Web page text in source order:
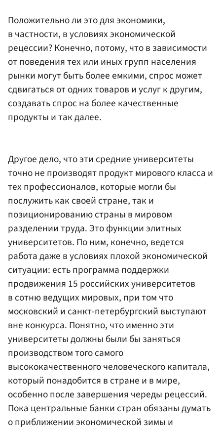
Положительно ли это для экономики,
в частности, в условиях экономической
рецессии? Конечно, потому, что в зависимости
от поведения тех или иных групп населения
рынки могут быть более емкими, спрос может
сдвигаться от одних товаров и услуг к другим,
создавать спрос на более качественные
продукты и так далее.
Другое дело, что эти средние университеты
точно не производят продукт мирового класса и
тех профессионалов, которые могли бы
послужить как своей стране, так и
позиционированию страны в мировом
разделении труда. Это функции элитных
университетов. По ним, конечно, ведется
работа даже в условиях плохой экономической
ситуации: есть программа поддержки
продвижения 15 российских университетов
в сотню ведущих мировых, при том что
московский и санкт-петербургский выступают
вне конкурса. Понятно, что именно эти
университеты должны были бы заняться
производством того самого
высококачественного человеческого капитала,
который понадобится в стране и в мире,
особенно после завершения череды рецессий.
Пока центральные банки стран обязаны думать
о приближении экономической зимы и